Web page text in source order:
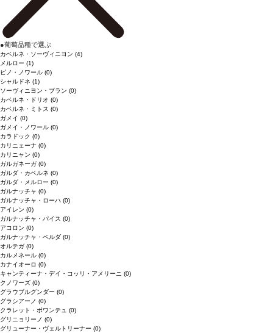
●葡萄品種で選ぶ
カベルネ・ソーヴィニヨン (4)
メルロー (1)
ピノ・ノワール (0)
シャルドネ (1)
ソーヴィニヨン・ブラン (0)
カベルネ・ドリオ (0)
カベルネ・ミトス (0)
ガメイ (0)
ガメイ・ノワール (0)
カラドック (0)
カリニェーナ (0)
カリニャン (0)
ガルガネーガ (0)
ガルダ・カベルネ (0)
ガルダ・メルロー (0)
ガルナッチャ (0)
ガルナッチャ・ローハ (0)
アイレン (0)
ガルナッチャ・パイス (0)
アコロン (0)
ガルナッチャ・ペルダ (0)
オルテガ (0)
カルメネール (0)
カナイオーロ (0)
キャンティーナ・デイ・コッリ・アメリーニ (0)
クノワーズ (0)
グラウブルグンダー (0)
グラシアーノ (0)
クラレット・ボワンテュ (0)
グリニョリーノ (0)
グリューナー・ヴェルトリーナー (0)